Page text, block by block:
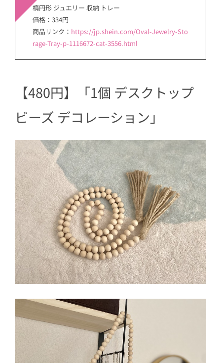
楕円形 ジュエリー 収納 トレー
価格：334円
商品リンク： https://jp.shein.com/Oval-Jewelry-Sto
rage-Tray-p-1116672-cat-3556.html
【480円】「1個 デスクトップ
ビーズ デコレーション」